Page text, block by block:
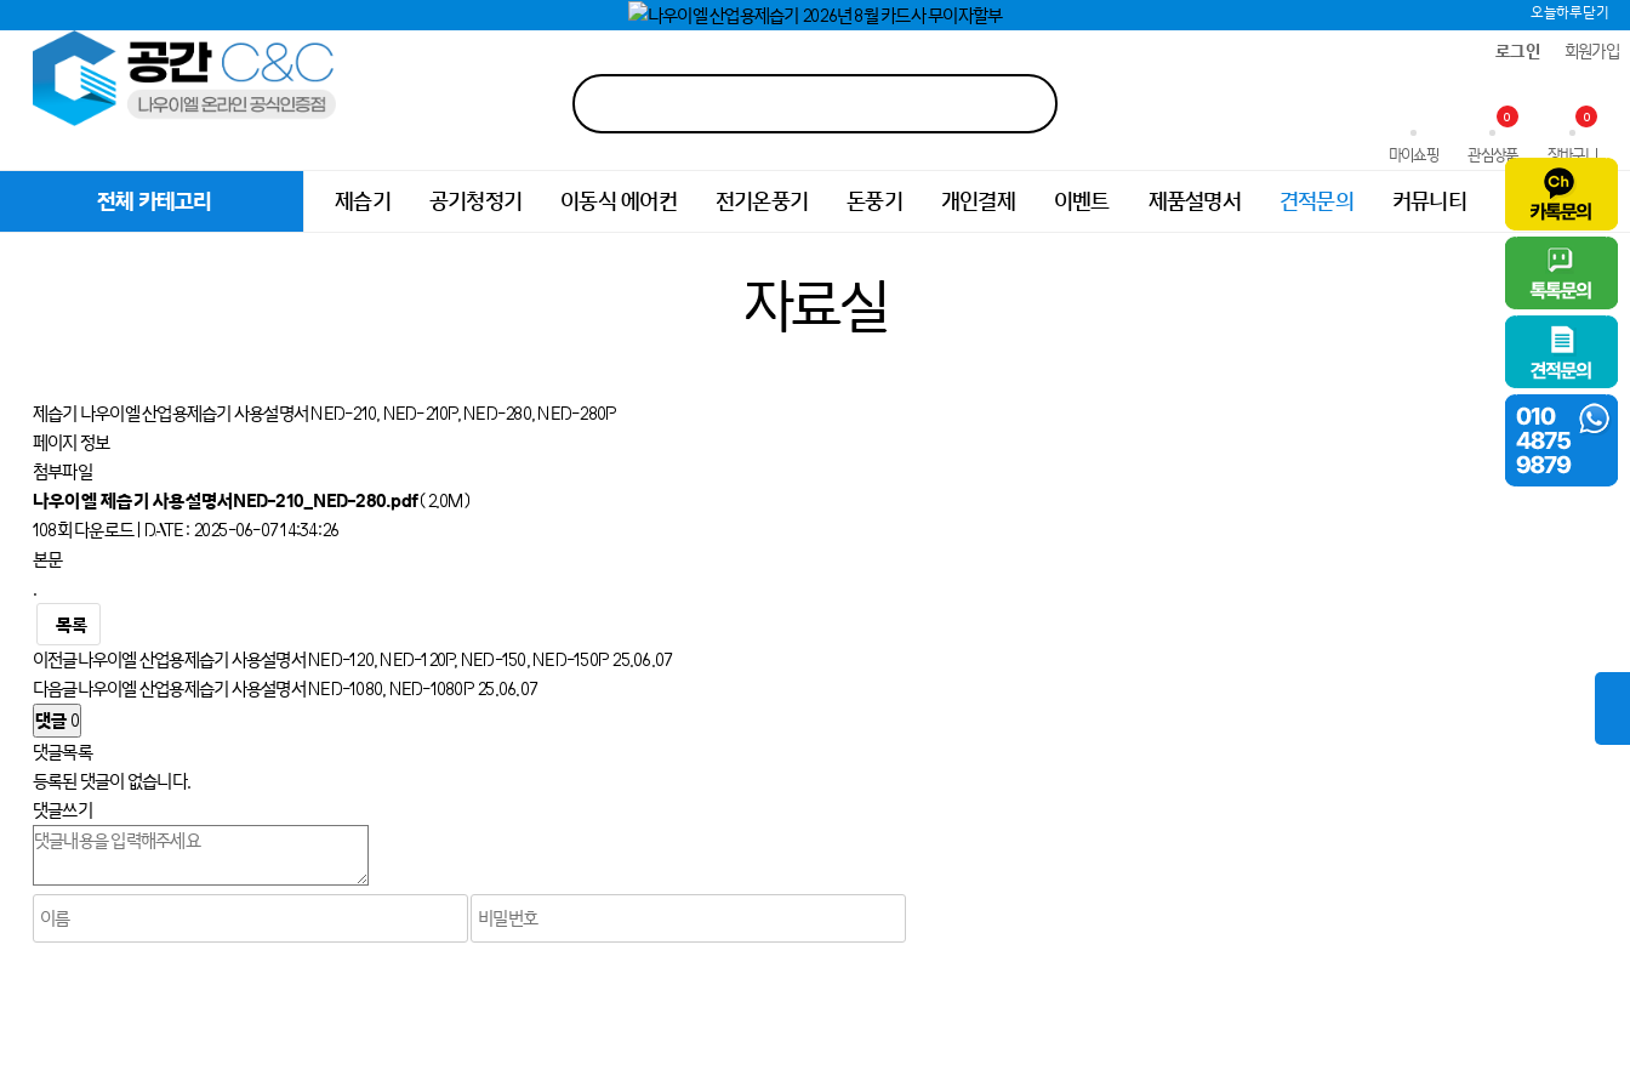
오늘하루 닫기
회원가입
로그인
장바구니
0
관심상품
0
마이쇼핑
전체 카테고리 제습기 공기청정기 이동식 에어컨 전기온풍기 돈풍기 개인결제 이벤트 제품설명서 견적문의 커뮤니티
자료실
제습기 나우이엘 산업용제습기 사용설명서 NED-210, NED-210P, NED-280, NED-280P
페이지 정보
첨부파일
나우이엘 제습기 사용설명서NED-210_NED-280.pdf(2.0M)
108회 다운로드 | DATE : 2025-06-07 14:34:26
본문
.
목록
이전글나우이엘 산업용제습기 사용설명서 NED-120, NED-120P, NED-150, NED-150P25.06.07
다음글나우이엘 산업용제습기 사용설명서 NED-1080, NED-1080P25.06.07
댓글 0
댓글목록
등록된 댓글이 없습니다.
댓글쓰기